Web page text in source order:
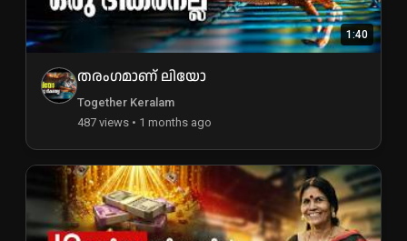
1:40
തരംഗമാണ് ലിയോ
Together Keralam
487 views • 1 months ago